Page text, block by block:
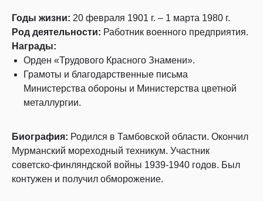
Годы жизни: 20 февраля 1901 г. – 1 марта 1980 г.
Род деятельности: Работник военного предприятия.
Награды:
Орден «Трудового Красного Знамени».
Грамоты и благодарственные письма
Министерства обороны и Министерства цветной
металлургии.
Биография: Родился в Тамбовской области. Окончил
Мурманский мореходный техникум. Участник
советско-финляндской войны 1939-1940 годов. Был
контужен и получил обморожение.